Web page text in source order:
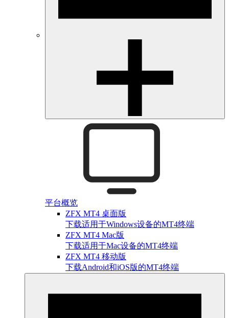
平台概览
ZFX MT4 桌面版
下载适用于Windows设备的MT4终端
ZFX MT4 Mac版
下载适用于Mac设备的MT4终端
ZFX MT4 移动版
下载Android和iOS版的MT4终端